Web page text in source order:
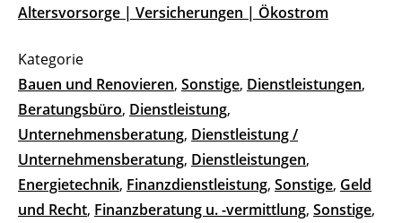
Altersvorsorge | Versicherungen | Ökostrom
Bauen und Renovieren, Sonstige, Dienstleistungen,
Beratungsbüro, Dienstleistung,
Unternehmensberatung, Dienstleistung /
Unternehmensberatung, Dienstleistungen,
Energietechnik, Finanzdienstleistung, Sonstige, Geld
und Recht, Finanzberatung u. -vermittlung, Sonstige,